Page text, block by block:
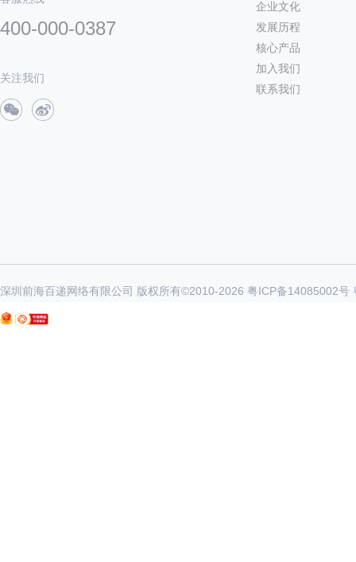
400-000-0387
关注我们
企业文化
发展历程
核心产品
加入我们
联系我们
深圳前海百递网络有限公司 版权所有©2010-2026 粤ICP备14085002号